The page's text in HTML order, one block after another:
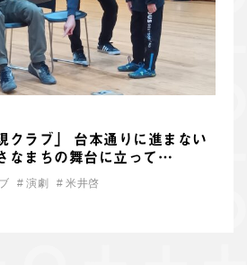
クラブ」 台本通りに進まない
なまちの舞台に立って…
# 演劇 # 米井啓